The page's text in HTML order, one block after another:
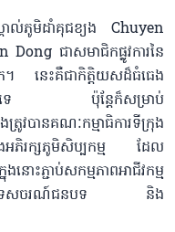
គាល់ភូមិដាំគុជខ្យង Chuyen
ជាសមាជិកផ្លូវការនៃ
។ នេះគឺជាកិត្តិយសដ៏ធំធេង
ោះទេ ប៉ុន្តែក៏សម្រាប់
វបានគណៈកម្មាធិការទីក្រុង
អភិរក្សភូមិសិប្បកម្ម ដែល
ះភ្ជាប់សកម្មភាពអាជីវកម្ម
នឹងទេសចរណ៍ជនបទ និង